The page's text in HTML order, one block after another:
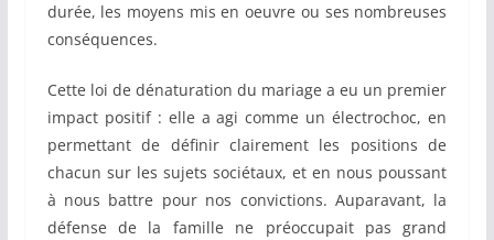
durée, les moyens mis en oeuvre ou ses nombreuses
conséquences.
Cette loi de dénaturation du mariage a eu un premier
impact positif : elle a agi comme un électrochoc, en
permettant de définir clairement les positions de
chacun sur les sujets sociétaux, et en nous poussant
à nous battre pour nos convictions. Auparavant, la
défense de la famille ne préoccupait pas grand